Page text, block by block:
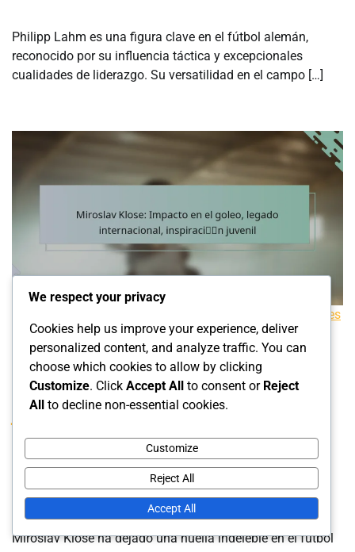
Philipp Lahm es una figura clave en el fútbol alemán,
reconocido por su influencia táctica y excepcionales
cualidades de liderazgo. Su versatilidad en el campo […]
Impacto de los Jugadores de Fútbol Alemanes
Miroslav Klose: Impacto en el goleo,
legado internacional, inspiración
juvenil
Felix Schneider
10/02/2026
0
Miroslav Klose ha dejado una huella indeleble en el fútbol
We respect your privacy
Cookies help us improve your experience, deliver
personalized content, and analyze traffic. You can
choose which cookies to allow by clicking
Customize. Click Accept All to consent or Reject
All to decline non-essential cookies.
Customize
Reject All
Accept All